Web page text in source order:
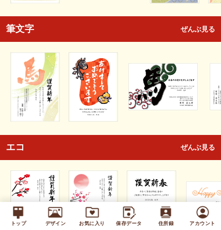
トップ デザイン お気に入り 保存データ 住所録 アカウント
筆文字 ぜんぶ見る
エコ ぜんぶ見る